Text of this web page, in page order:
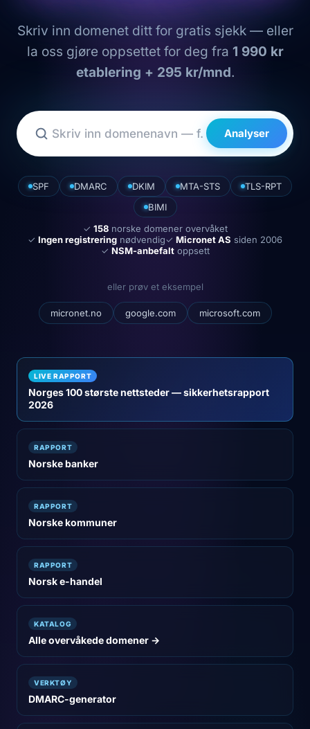
Skriv inn domenet ditt for gratis sjekk — eller
la oss gjøre oppsettet for deg fra 1 990 kr
etablering + 295 kr/mnd.
Analyser
SPF DMARC DKIM MTA-STS
TLS-RPT
BIMI
✓ 158norske domener overvåket
✓ Ingen registrering nødvendig✓ Micronet AS siden 2006
✓ NSM-anbefaltoppsett
eller prøv et eksempel
micronet.no google.com microsoft.com
LIVE RAPPORT
Norges 100 største nettsteder — sikkerhetsrapport
2026
RAPPORT
Norske banker
RAPPORT
Norske kommuner
RAPPORT
Norsk e-handel
KATALOG
Alle overvåkede domener →
VERKTØY
DMARC-generator